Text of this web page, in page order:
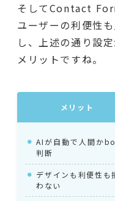
そしてContact
ユーザーの利便性
し、上述の通り設
メリットですね。
メリット
AIが自動で人間か
判断
デザインも利便性も
わない